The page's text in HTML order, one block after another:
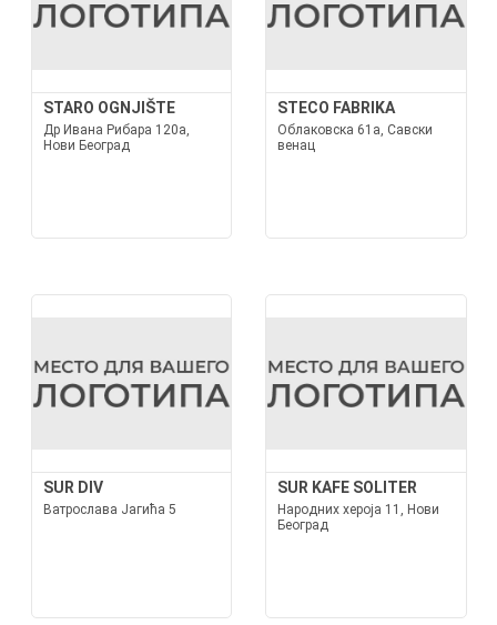
STARO OGNJIŠTE
Др Ивана Рибара 120а,
Нови Београд
STECO FABRIKA
Облаковска 61а, Савски
венац
SUR DIV
Ватрослава Јагића 5
SUR KAFE SOLITER
Народних хероја 11, Нови
Београд